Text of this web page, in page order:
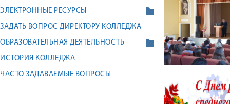
ЭЛЕКТРОННЫЕ РЕСУРСЫ
ЗАДАТЬ ВОПРОС ДИРЕКТОРУ КОЛЛЕДЖА
ОБРАЗОВАТЕЛЬНАЯ ДЕЯТЕЛЬНОСТЬ
ИСТОРИЯ КОЛЛЕДЖА
ЧАСТО ЗАДАВАЕМЫЕ ВОПРОСЫ